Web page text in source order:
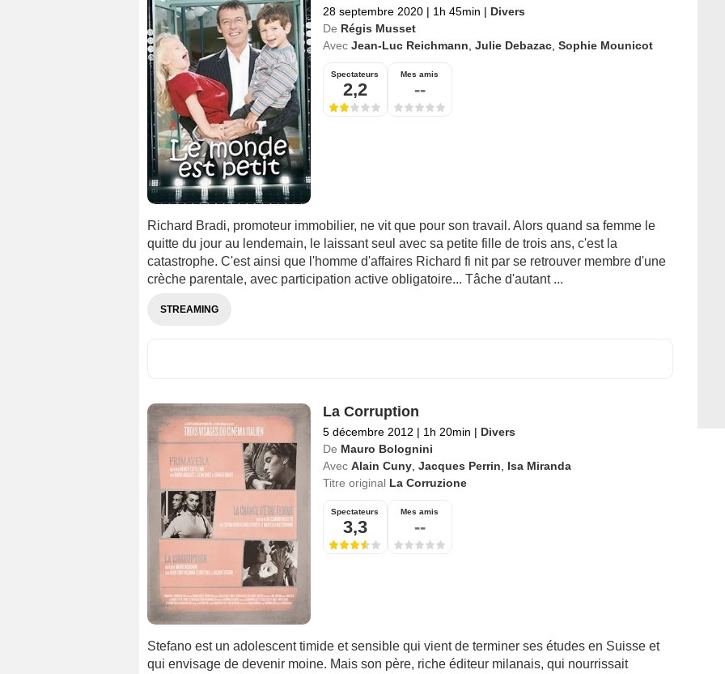
28 septembre 2020 | 1h 45min | Divers
De Régis Musset
Avec Jean-Luc Reichmann Julie Debazac, Sophie Mounicot
Spectateurs
2,2
Mes amis
--
Richard Bradi, promoteur immobilier, ne vit que pour son travail. Alors quand sa femme le
quitte du jour au lendemain, le laissant seul avec sa petite fille de trois ans, c'est la
catastrophe. C'est ainsi que l'homme d'affaires Richard fi nit par se retrouver membre d'une
crèche parentale, avec participation active obligatoire... Tâche d'autant ...
STREAMING
La Corruption
5 décembre 2012 | 1h 20min | Divers
De Mauro Bolognini
Avec Alain Cuny, Jacques Perrin, Isa Miranda
Titre original La Corruzione
Spectateurs
3,3
Mes amis
--
Stefano est un adolescent timide et sensible qui vient de terminer ses études en Suisse et
qui envisage de devenir moine. Mais son père, riche éditeur milanais, qui nourrissait